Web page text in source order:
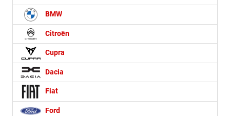
BMW
Citroën
Cupra
Dacia
Fiat
Ford